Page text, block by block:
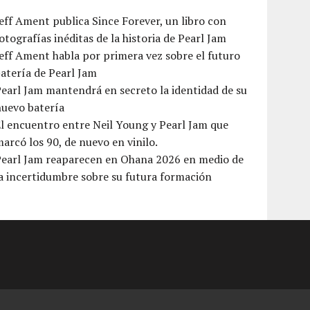
Ament publica Since Forever, un libro con
inéditas de la historia de Pearl Jam
Ament habla por primera vez sobre el futuro
de Pearl Jam
Jam mantendrá en secreto la identidad de su
batería
encuentro entre Neil Young y Pearl Jam que
los 90, de nuevo en vinilo.
Jam reaparecen en Ohana 2026 en medio de
incertidumbre sobre su futura formación